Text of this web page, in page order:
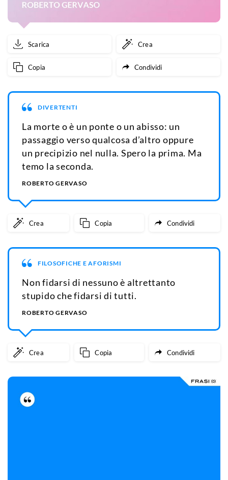
Scarica Crea
Copia Condividi
DIVERTENTI
La morte o è un ponte o un abisso: un
passaggio verso qualcosa d’altro oppure
un precipizio nel nulla. Spero la prima. Ma
temo la seconda.
ROBERTO GERVASO
Crea Copia Condividi
FILOSOFICHE E AFORISMI
Non fidarsi di nessuno è altrettanto
stupido che fidarsi di tutti.
ROBERTO GERVASO
Crea Copia Condividi